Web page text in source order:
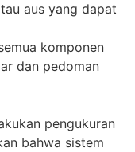
aus yang dapat
komponen
dan pedoman
pengukuran
bahwa sistem